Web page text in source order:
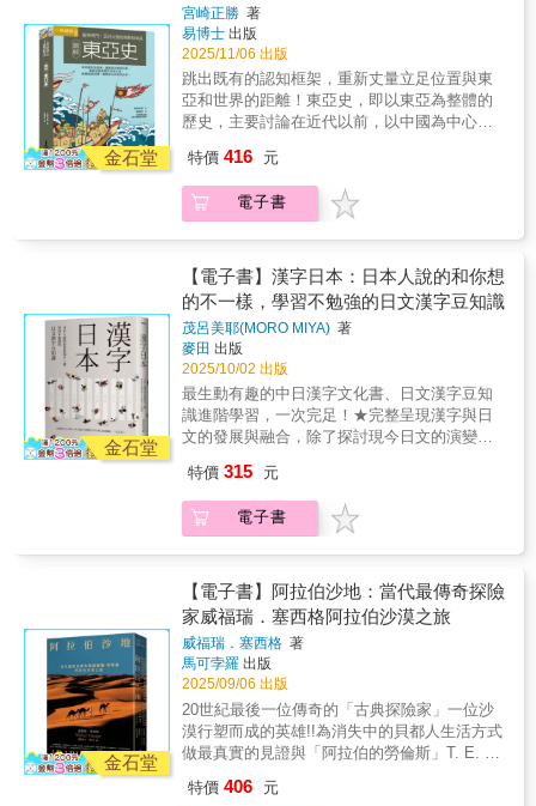
轉化為「中華」的主人？又是如何在面臨衝擊
下，採取創新的因應之道？當清朝的改革失去
了既有的多元包容，這個王朝又是怎樣走向滅
亡？
民，轉瞬成為屈辱的戰敗國降民，以至於他們
不得不面對另一次思想上的「轉向」。作者同
時選取了一九四五至一九八○年間戰後日本大眾
俗民文化中的漫畫、流行歌曲、電視劇等元
素，書寫成別具一格的作品，作為整個日本思
想史系列的完結篇。
勢，本持全然相左意見的知識分子，會如何接
受並回應國家的種種激進作為？這批知識分子
的決定是：撤回過往一切激進主張，轉而支持
天皇制。時人稱之為知識分子的「轉
向」。 此番極端的例子，不僅代表日本人
在戰時的思想轉變，也代表日本自明治維新以
意識型態之下。在這個思想撕裂的關鍵點上，
鶴見俊輔追索「鎖國」、「國體」、「大亞細
亞」等概念，揭示日本知識分子面對國家時的
史1945-1980》中，鶴見俊輔描繪了日本戰敗、
受美國實質占領的時期。這對日本人而言，可
謂前所未有的巨大衝擊，從無比自豪的皇國臣
民，轉瞬成為屈辱的戰敗國降民，以至於他們
不得不面對另一次思想上的「轉向」。作者同
時選取了一九四五至一九八○年間戰後日本大眾
俗民文化中的漫畫、流行歌曲、電視劇等元
素，書寫成別具一格的作品，作為整個日本思
想史系列的完結篇。
到一九五八六月，塞西格冒著被當成英國間諜
的危險，數度隻身深入伊拉克南部的沼澤區，
成為第一個既有意願、又有機會成為沼民的外
人。 他與沼民共同生活，用矛叉魚、吃沾
了灰塵的麵包、喝水牛奶，也加入他們的打獵
行列。這些阿拉伯部族所居住的，是迥然不同
的「沙漠」，他們身處一片水世界中，以大蘆
葦搭建浮島和錯綜複雜的水上建築，並在還不
沼民口中的「醫生」，在能力所及的範圍內，
為沼民們解決身體上的病痛，甚至為他們行神
聖的「割禮」；他也是沼民的朋友，無論他的
「酋長舟」划到哪裡，總有熱忱的「客房」主
人等著他；他更是沼民的家人，他為四位舟童
準備聘金、談婚約，甚至捲入「血仇」的糾紛
中…… 而這一切純粹是為了「自娛」，為
了再次擁抱他所喜愛的阿拉伯人，為了了解一
種即將消逝的生活方式，也為了體驗沼地裡大
地的另一種風貌。 塞西格在書中寫道：
「首度造訪沼民的情景始終在我腦海縈繞：火
光照在側臉上、雁群大鳴大放、鴨子爭先恐後
水道、夕陽在蘆葦燃燒所彌漫的濃煙中依稀露
出緋紅色……這是一個時間彷彿靜止的世界，
渾然不知引擎為何物。再次地，我體會到內心
拉伯民族中的最後一位英國旅行家，無疑也是
其中最偉大的一位。」——約翰‧葛樂伯爵士，
《週日泰晤士報》「說探險故事是一回事……
令人感受到身歷其境的氣氛又是另一回事……
塞西格卻圓滿地作到了這點……這是本令人激
賞的好書。」——蓋文‧麥斯威爾，《觀察家》
金石堂
宮崎正勝 著
易博士 出版
2025/11/06 出版
跳出既有的認知框架，重新丈量立足位置與東
亞和世界的距離！東亞史，即以東亞為整體的
歷史，主要討論在近代以前，以中國為中心形
陸上，每個文化以不同的速度成長發展，透過
戰爭、貿易以及文化交流，發展較快的漢文化
強勢影響周邊區域，但時而又屈服於擁有強大
而推展出不同的互動關係，形成特殊的架構與
脈絡。
特價 416 元
電子書
金石堂
【電子書】漢字日本：日本人說的和你想
的不一樣，學習不勉強的日文漢字豆知識
茂呂美耶(MORO MIYA) 著
麥田 出版
2025/10/02 出版
最生動有趣的中日漢字文化書、日文漢字豆知
識進階學習，一次完足！★完整呈現漢字與日
文的發展與融合，除了探討現今日文的演變
造成誤解的漢字用語，幫助讀者了解常用漢字
的背後意涵與實際應用。你知道「經濟」、
「社會」、「哲學」、「人權」、「解放」、
論》裡，有四分之一的詞句都是使用日製漢
語！在漢字傳進日本後，與日本固有的「和
音」進行融合與演變，成就了現今日語的模
樣，而日本人也善用漢字表意、假名表音的特
點，為歐美知識與學說創造許多「日製漢
語」，並經由中國留學生翻譯日文書的熱潮，
以及許多知名留日作家，如：魯迅、郭沫若、
郁達夫、梁啟超等人於作品中積極使用日製漢
語的旋風，將這些新詞傳回中國，讓漢字擁有
了更多面貌。本書分為兩大部分：「漢字豆知
特價 315 元
電子書
金石堂
【電子書】阿拉伯沙地：當代最傳奇探險
家威福瑞．塞西格阿拉伯沙漠之旅
威福瑞．塞西格 著
馬可孛羅 出版
2025/09/06 出版
20世紀最後一位傳奇的「古典探險家」一位沙
漠行塑而成的英雄!!為消失中的貝都人生活方式
做最真實的見證與「阿拉伯的勞倫斯」T. E. 勞
行，穿當地人的服裝，吃當地人的食物，獨樹
特價 406 元